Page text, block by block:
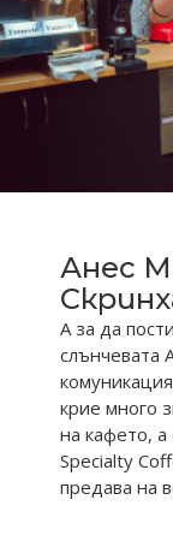
Анес
А за да
слънчевата
крие много
на кафето, а
Specialty
предава на